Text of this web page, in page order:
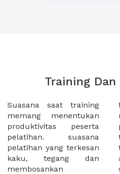
Training
Suasana saat training
memang menentukan
produktivitas peserta
pelatihan. suasana
pelatihan yang terkesan
kaku, tegang dan
membosankan
faktor yang akan
membawa etos para
pekerja kedepannya.
tidak mau bukan jika
training perusahaan
anda berkesan biasa
saja? lagi. XWORK akan